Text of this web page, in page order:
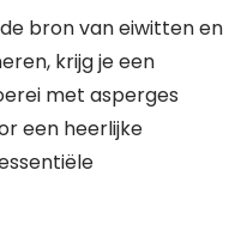
bron van eiwitten en
krijg je een
met asperges
een heerlijke